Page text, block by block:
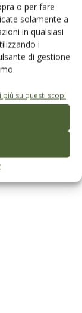
o per fare
solamente a
in qualsiasi
i
di gestione
più su questi scopi
delle
1998
46/2004, art. 1c.1: